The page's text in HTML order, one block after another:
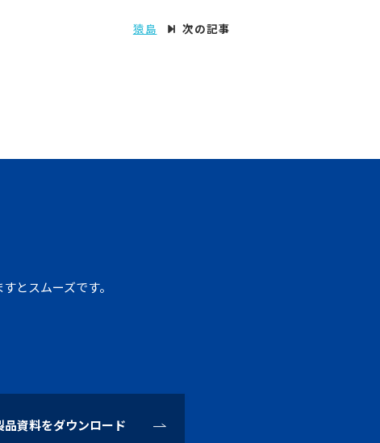
次の記事
猿島
とスムーズです。
品資料をダウンロード